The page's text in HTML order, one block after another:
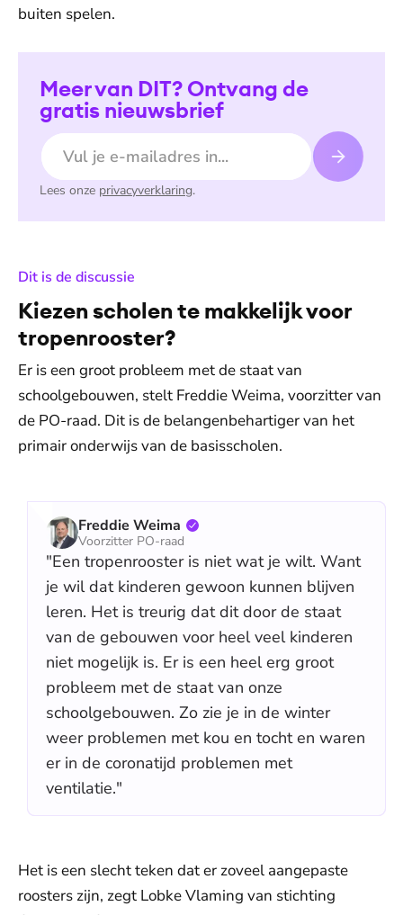
buiten spelen.
Meer van DIT? Ontvang de
gratis nieuwsbrief
E-mailadres
Lees onze privacyverklaring.
Dit is de discussie
Kiezen scholen te makkelijk voor
tropenrooster?
Er is een groot probleem met de staat van
schoolgebouwen, stelt Freddie Weima, voorzitter van
de PO-raad. Dit is de belangenbehartiger van het
primair onderwijs van de basisscholen.
Freddie Weima
Voorzitter PO-raad
"Een tropenrooster is niet wat je wilt. Want
je wil dat kinderen gewoon kunnen blijven
leren. Het is treurig dat dit door de staat
van de gebouwen voor heel veel kinderen
niet mogelijk is. Er is een heel erg groot
probleem met de staat van onze
schoolgebouwen. Zo zie je in de winter
weer problemen met kou en tocht en waren
er in de coronatijd problemen met
ventilatie."
Het is een slecht teken dat er zoveel aangepaste
roosters zijn, zegt Lobke Vlaming van stichting